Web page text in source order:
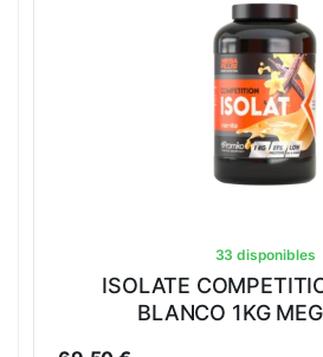
33 disponibles
ISOLATE
BLANCO 1KG